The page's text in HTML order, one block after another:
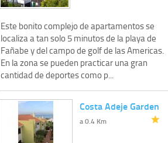
Este bonito complejo de apartamentos se
localiza a tan solo 5 minutos de la playa de
Fañabe y del campo de golf de las Americas.
En la zona se pueden practicar una gran
cantidad de deportes como p...
Costa Adeje Garden
a 0.4 Km